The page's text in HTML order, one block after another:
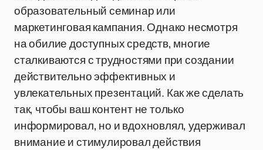
образовательный семинар или
маркетинговая кампания. Однако несмотря
на обилие доступных средств, многие
сталкиваются с трудностями при создании
действительно эффективных и
увлекательных презентаций. Как же сделать
так, чтобы ваш контент не только
информировал, но и вдохновлял, удерживал
внимание и стимулировал действия